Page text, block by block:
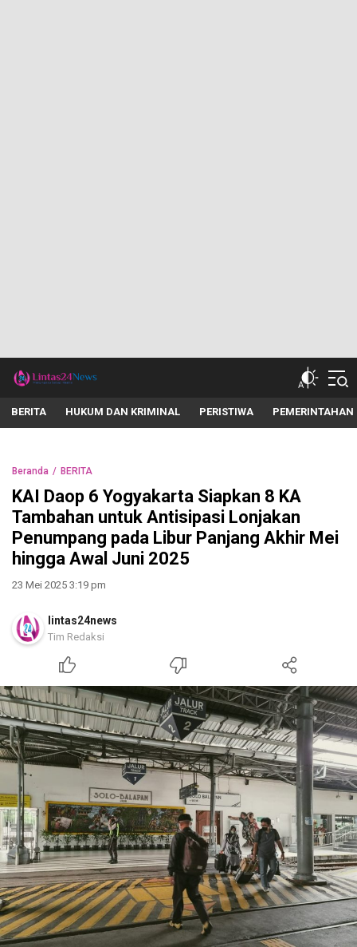
lintas24news.com
Menyingkap Setiap Realita
BERITA HUKUM DAN KRIMINAL PERISTIWA PEMERINTAHAN
Beranda BERITA
KAI Daop 6 Yogyakarta Siapkan 8 KA
Tambahan untuk Antisipasi Lonjakan
Penumpang pada Libur Panjang Akhir Mei
hingga Awal Juni 2025
23 Mei 2025 3:19 pm
lintas24news
Tim Redaksi